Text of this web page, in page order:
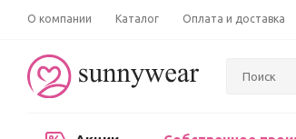
О компании Каталог Оплата и доставка